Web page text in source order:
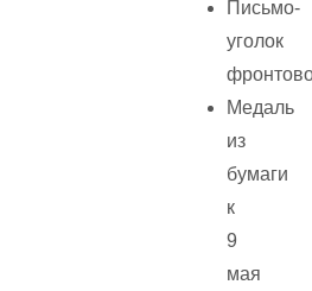
Письмо-
уголок
Медаль
из
бумаги
к
9
мая